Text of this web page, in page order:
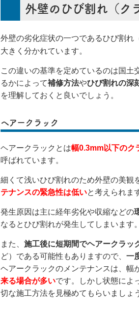
外壁のひび割れ（ク
外壁の劣化症状の一つであるひび割れ
大きく分かれています。
この違いの基準を定めているのは国土
るかによって補修方法やひび割れの深
を理解しておくと良いでしょう。
ヘアークラック
ヘアークラックとは幅0.3mm以下のク
呼ばれています。
細くて浅いひび割れのため外壁の美観
テナンスの緊急性は低いと考えられま
発生原因は主に経年劣化や収縮などの
なるとひび割れが発生してしまいます。
また、 施工後に短期間でヘアークラッ
ど）である可能性もありますので、 一
ヘアークラックのメンテナンスは、幅
来る場合が多いです。しかし状態によ
切な施工方法を見極めてもらいましょ